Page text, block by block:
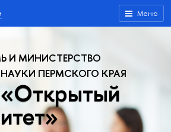
Меню
И МИНИСТЕРСТВО
ПЕРМСКОГО КРАЯ